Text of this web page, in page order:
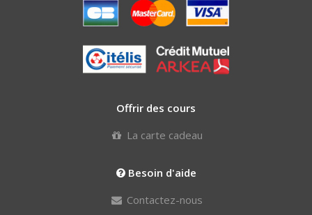
Offrir des cours
La carte cadeau
Besoin d'aide
Contactez-nous